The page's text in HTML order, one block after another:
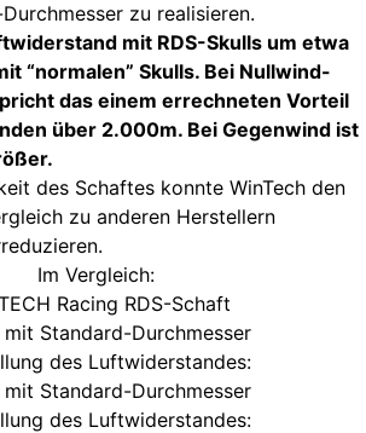
zu realisieren.
mit RDS-Skulls um etwa
“normalen” Skulls. Bei Nullwind-
das einem errechneten Vorteil
über 2.000m. Bei Gegenwind ist
des Schaftes konnte WinTech den
zu anderen Herstellern
Im Vergleich:
Racing RDS-Schaft
Standard-Durchmesser
des Luftwiderstandes:
Standard-Durchmesser
des Luftwiderstandes: